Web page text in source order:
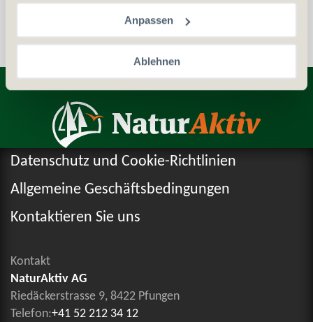
Anpassen
Ablehnen
Entdecken Sie weitere Produkte
Datenschutz und Cookie-Richtlinien
Allgemeine Geschäftsbedingungen
Kontaktieren Sie uns
Kontakt
NaturAktiv AG
Riedäckerstrasse 9, 8422 Pfungen
Telefon:+41 52 212 34 12